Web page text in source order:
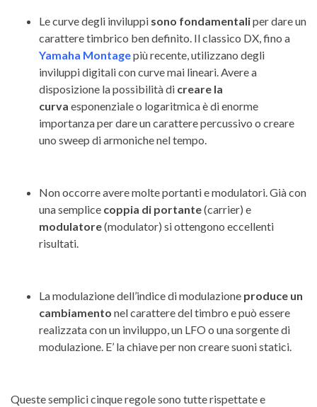
Le curve degli inviluppi sono fondamentaliper dare un
carattere timbrico ben definito. Il classico DX, fino a
Yamaha Montagepiù recente, utilizzano degli
inviluppi digitali con curve mai lineari. Avere a
disposizione la possibilità di creare la
curva esponenziale o logaritmica è di enorme
importanza per dare un carattere percussivo o creare
uno sweep di armoniche nel tempo.
Non occorre avere molte portanti e modulatori. Già con
una semplice coppia di portante(carrier) e
modulatore(modulator) si ottengono eccellenti
risultati.
La modulazione dell’indice di modulazione produce un
cambiamento nel carattere del timbro e può essere
realizzata con un inviluppo, un LFO o una sorgente di
modulazione. E’ la chiave per non creare suoni statici.
Queste semplici cinque regole sono tutte rispettate e